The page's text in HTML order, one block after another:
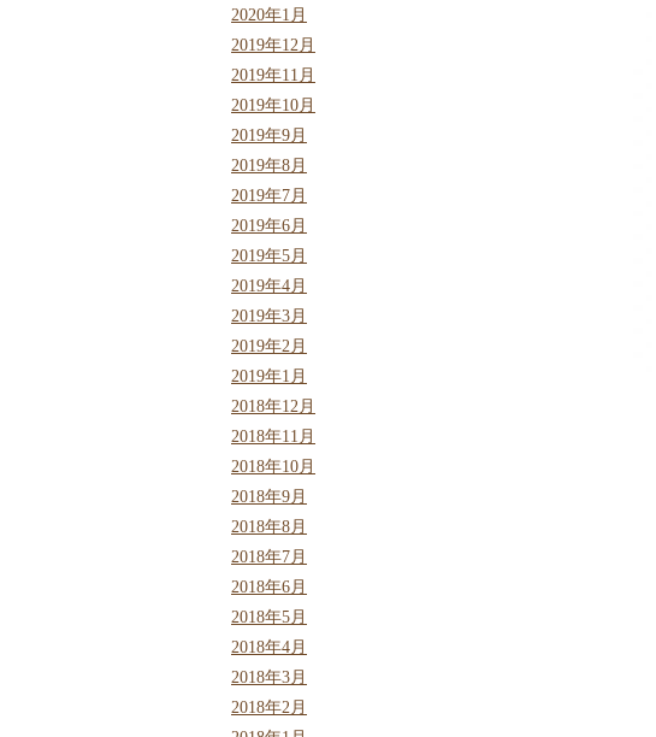
2020年1月
2019年12月
2019年11月
2019年10月
2019年9月
2019年8月
2019年7月
2019年6月
2019年5月
2019年4月
2019年3月
2019年2月
2019年1月
2018年12月
2018年11月
2018年10月
2018年9月
2018年8月
2018年7月
2018年6月
2018年5月
2018年4月
2018年3月
2018年2月